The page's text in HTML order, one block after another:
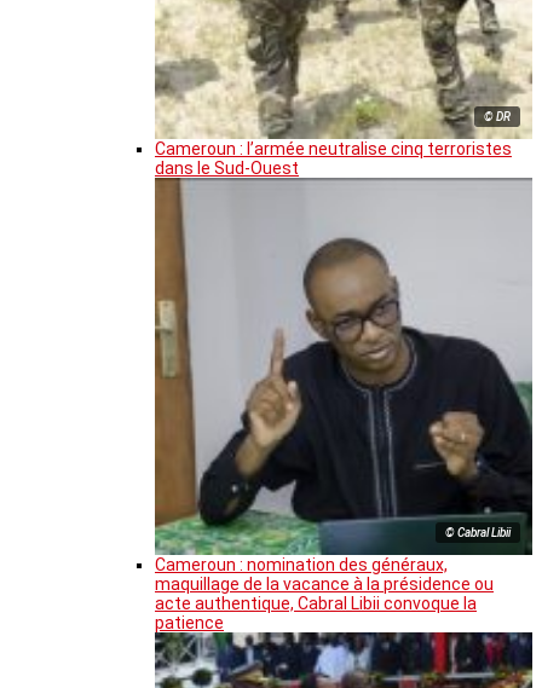
© DR
Cameroun : l’armée neutralise cinq terroristes
dans le Sud-Ouest
© Cabral Libii
Cameroun : nomination des généraux,
maquillage de la vacance à la présidence ou
acte authentique, Cabral Libii convoque la
patience